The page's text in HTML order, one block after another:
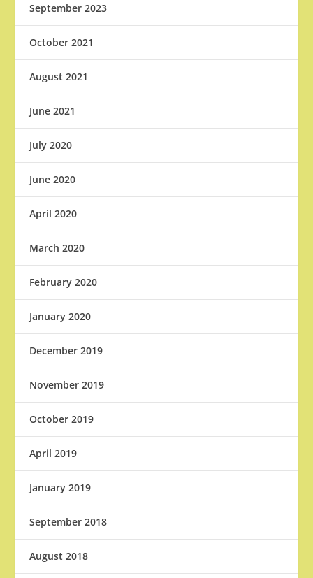
September 2023
October 2021
August 2021
June 2021
July 2020
June 2020
April 2020
March 2020
February 2020
January 2020
December 2019
November 2019
October 2019
April 2019
January 2019
September 2018
August 2018